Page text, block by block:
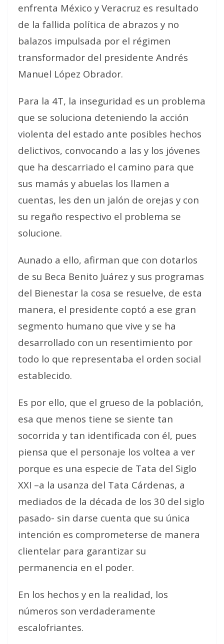
enfrenta México y Veracruz es resultado
de la fallida política de abrazos y no
balazos impulsada por el régimen
transformador del presidente Andrés
Manuel López Obrador.
Para la 4T, la inseguridad es un problema
que se soluciona deteniendo la acción
violenta del estado ante posibles hechos
delictivos, convocando a las y los jóvenes
que ha descarriado el camino para que
sus mamás y abuelas los llamen a
cuentas, les den un jalón de orejas y con
su regaño respectivo el problema se
solucione.
Aunado a ello, afirman que con dotarlos
de su Beca Benito Juárez y sus programas
del Bienestar la cosa se resuelve, de esta
manera, el presidente coptó a ese gran
segmento humano que vive y se ha
desarrollado con un resentimiento por
todo lo que representaba el orden social
establecido.
Es por ello, que el grueso de la población,
esa que menos tiene se siente tan
socorrida y tan identificada con él, pues
piensa que el personaje los voltea a ver
porque es una especie de Tata del Siglo
XXI –a la usanza del Tata Cárdenas, a
mediados de la década de los 30 del siglo
pasado- sin darse cuenta que su única
intención es comprometerse de manera
clientelar para garantizar su
permanencia en el poder.
En los hechos y en la realidad, los
números son verdaderamente
escalofriantes.